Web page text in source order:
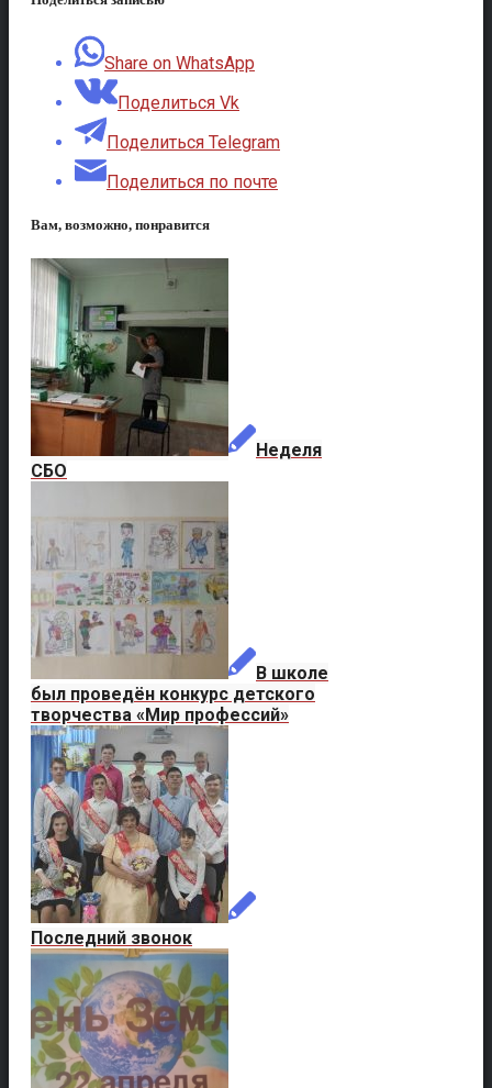
Share on WhatsApp
Поделиться Vk
Поделиться Telegram
Поделиться по почте
Вам, возможно, понравится
Неделя
СБО
В школе
был проведён конкурс детского
творчества «Мир профессий»
Последний звонок